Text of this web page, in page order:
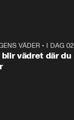
VÄDER• I DAG
blir vädret där du